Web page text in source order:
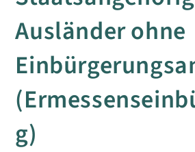
Ausländer ohne
g)